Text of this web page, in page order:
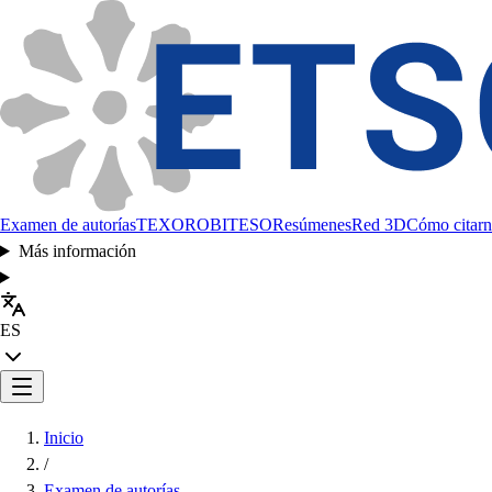
Examen de autoríasTEXOROBITESOResúmenesRed 3DCómo
Más información
ES
Inicio
/